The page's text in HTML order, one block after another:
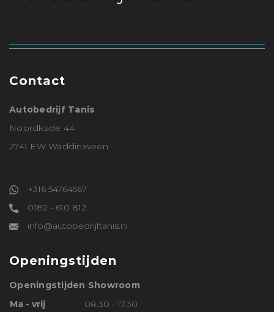
Contact
Autobedrijf Tanis
Noordkade 44
2741 EW Waddinxveen
+316 54764567
0182 - 610 812
info@autobedrijftanis.nl
Openingstijden
Openingstijden Showroom
Ma - vrij
08.30 - 17.30